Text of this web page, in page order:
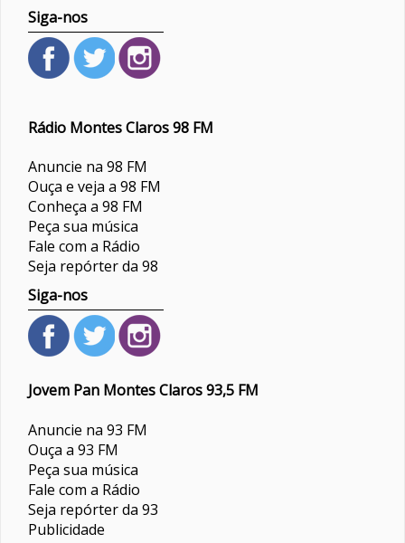
Siga-nos
Rádio Montes Claros 98 FM
Anuncie na 98 FM
Ouça e veja a 98 FM
Conheça a 98 FM
Peça sua música
Fale com a Rádio
Seja repórter da 98
Siga-nos
Jovem Pan Montes Claros 93,5 FM
Anuncie na 93 FM
Ouça a 93 FM
Peça sua música
Fale com a Rádio
Seja repórter da 93
Publicidade